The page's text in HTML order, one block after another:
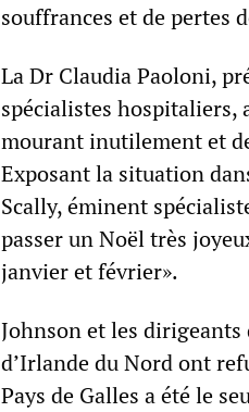
souffrances et de pertes
La Dr Claudia Paoloni,
spécialistes hospitaliers,
mourant inutilement et
Exposant la situation
Scally, éminent
passer un Noël très
janvier et février».
Johnson et les dirigeants
d’Irlande du Nord ont
Pays de Galles a été le